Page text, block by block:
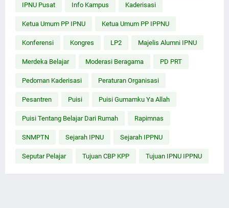
IPNU Pusat Info Kampus Kaderisasi
Ketua Umum PP IPNU Ketua Umum PP IPPNU
Konferensi Kongres LP2 Majelis Alumni IPNU
Merdeka Belajar Moderasi Beragama PD PRT
Pedoman Kaderisasi Peraturan Organisasi
Pesantren Puisi Puisi Gumamku Ya Allah
Puisi Tentang Belajar Dari Rumah Rapimnas
SNMPTN Sejarah IPNU Sejarah IPPNU
Seputar Pelajar Tujuan CBP KPP Tujuan IPNU IPPNU